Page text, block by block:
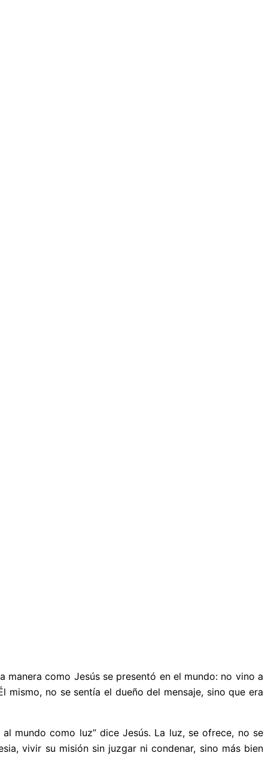
como Jesús se presentó en el mundo: no vino a
mismo, no se sentía el dueño del mensaje, sino que era
mundo como luz” dice Jesús. La luz, se ofrece, no se
vivir su misión sin juzgar ni condenar, sino más bien